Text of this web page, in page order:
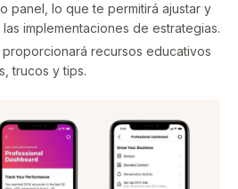
panel, lo que te permitirá ajustar y
implementaciones de estrategias.
proporcionará recursos educativos
trucos y tips.